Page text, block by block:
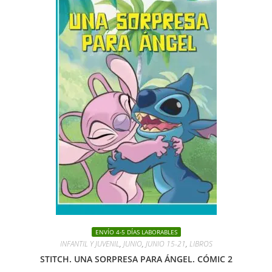
ENVÍO 4-5 DÍAS LABORABLES
INFANTIL Y JUVENIL, JUNIO, JUNIO 15-21, LIBROS
STITCH. UNA SORPRESA PARA ÁNGEL. CÓMIC 2